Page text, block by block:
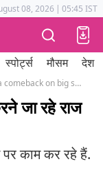
Tak Astrotak
08, 2026 | 05:45 IST
स्पोर्ट्स मौसम देश
Raj and Dk to make a comeback on big screen with two films, one to go on floor in 2026
जा रहे राज
पर काम कर रहे हैं.